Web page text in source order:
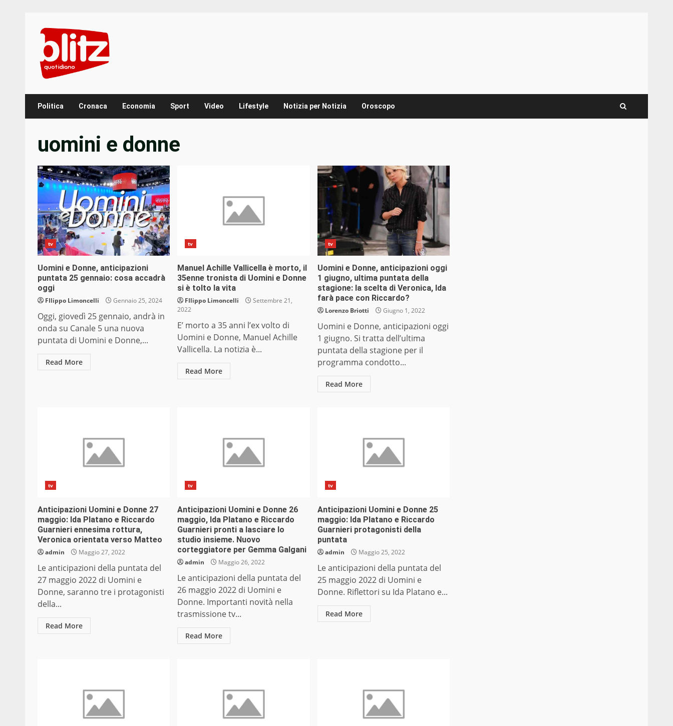
content
Politica Cronaca Economia Sport Video Lifestyle Notizia per Notizia Oroscopo
uomini e donne
tv
Uomini e Donne, anticipazioni
puntata 25 gennaio: cosa accadrà
oggi
FIlippo Limoncelli Gennaio 25, 2024
Oggi, giovedì 25 gennaio, andrà in
onda su Canale 5 una nuova
puntata di Uomini e Donne,...
Read More
tv
Manuel Achille Vallicella è morto, il
35enne tronista di Uomini e Donne
si è tolto la vita
FIlippo Limoncelli
Settembre 21,
2022
E’ morto a 35 anni l’ex volto di
Uomini e Donne, Manuel Achille
Vallicella. La notizia è...
Read More
tv
Uomini e Donne, anticipazioni oggi
1 giugno, ultima puntata della
stagione: la scelta di Veronica, Ida
farà pace con Riccardo?
Lorenzo Briotti Giugno 1, 2022
Uomini e Donne, anticipazioni oggi
1 giugno. Si tratta dell’ultima
puntata della stagione per il
programma condotto...
Read More
tv
Anticipazioni Uomini e Donne 27
maggio: Ida Platano e Riccardo
Guarnieri ennesima rottura,
Veronica orientata verso Matteo
admin Maggio 27, 2022
Le anticipazioni della puntata del
27 maggio 2022 di Uomini e
Donne, saranno tre i protagonisti
della...
Read More
tv
Anticipazioni Uomini e Donne 26
maggio, Ida Platano e Riccardo
Guarnieri pronti a lasciare lo
studio insieme. Nuovo
corteggiatore per Gemma Galgani
admin Maggio 26, 2022
Le anticipazioni della puntata del
26 maggio 2022 di Uomini e
Donne. Importanti novità nella
trasmissione tv...
Read More
tv
Anticipazioni Uomini e Donne 25
maggio: Ida Platano e Riccardo
Guarnieri protagonisti della
puntata
admin Maggio 25, 2022
Le anticipazioni della puntata del
25 maggio 2022 di Uomini e
Donne. Riflettori su Ida Platano e...
Read More